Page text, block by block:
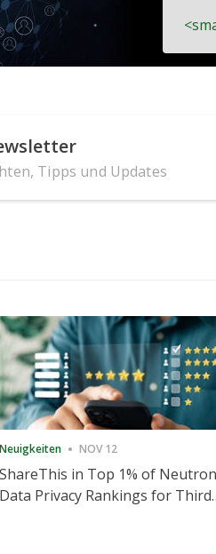
Tipps und Updates
Neuigkeiten NOV 12
ShareThis in Top 1% of
Data Privacy Rankings for Third